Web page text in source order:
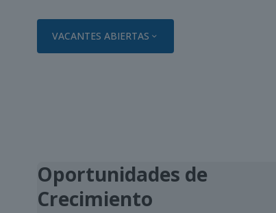
VACANTES ABIERTAS
Oportunidades de
Crecimiento